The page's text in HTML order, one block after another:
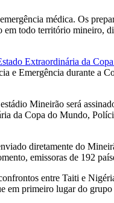
médica. Os
todo território mineiro,
Extraordinária da
e Emergência durante a
Mineirão será
da Copa do Mundo,
diretamente do
emissoras de 192
entre Taiti e
em primeiro lugar do